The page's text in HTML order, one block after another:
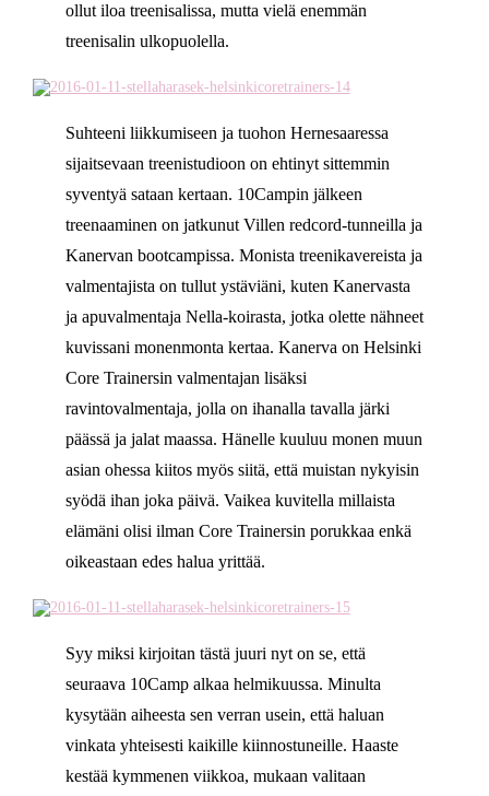
ollut iloa treenisalissa, mutta vielä enemmän
treenisalin ulkopuolella.
Suhteeni liikkumiseen ja tuohon Hernesaaressa
sijaitsevaan treenistudioon on ehtinyt sittemmin
syventyä sataan kertaan. 10Campin jälkeen
treenaaminen on jatkunut Villen redcord-tunneilla ja
Kanervan bootcampissa. Monista treenikavereista ja
valmentajista on tullut ystäviäni, kuten Kanervasta
ja apuvalmentaja Nella-koirasta, jotka olette nähneet
kuvissani monenmonta kertaa. Kanerva on Helsinki
Core Trainersin valmentajan lisäksi
ravintovalmentaja, jolla on ihanalla tavalla järki
päässä ja jalat maassa. Hänelle kuuluu monen muun
asian ohessa kiitos myös siitä, että muistan nykyisin
syödä ihan joka päivä. Vaikea kuvitella millaista
elämäni olisi ilman Core Trainersin porukkaa enkä
oikeastaan edes halua yrittää.
Syy miksi kirjoitan tästä juuri nyt on se, että
seuraava 10Camp alkaa helmikuussa. Minulta
kysytään aiheesta sen verran usein, että haluan
vinkata yhteisesti kaikille kiinnostuneille. Haaste
kestää kymmenen viikkoa, mukaan valitaan